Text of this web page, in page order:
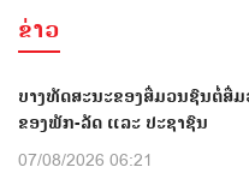
ຂ່າວ
ບາງທັດສະນະຂອງສື່ມວນຊົນຕໍ່ສື່
ຂອງພັກ-ລັດ ແລະ ປະຊາຊົນ
07/08/2026 06:21